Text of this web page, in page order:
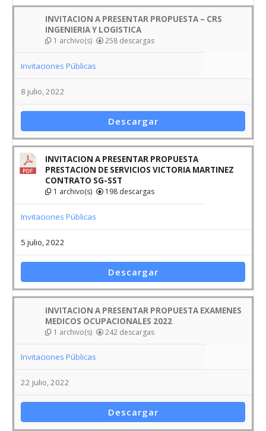
INVITACION A PRESENTAR PROPUESTA – CRS
INGENIERIA Y LOGISTICA
1 archivo(s) 258 descargas
Invitaciones Públicas
8 julio, 2022
Descargar
INVITACION A PRESENTAR PROPUESTA
PRESTACION DE SERVICIOS VICTORIA MARTINEZ
CONTRATO SG-SST
1 archivo(s) 198 descargas
Invitaciones Públicas
5 julio, 2022
Descargar
INVITACION A PRESENTAR PROPUESTA EXAMENES
MEDICOS OCUPACIONALES 2022
1 archivo(s) 242 descargas
Invitaciones Públicas
22 julio, 2022
Descargar